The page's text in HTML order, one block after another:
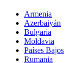
Armenia
Azerbaiyán
Bulgaria
Moldavia
Países Bajos
Rumania